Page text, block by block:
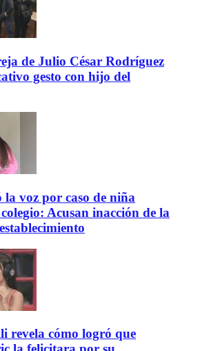
de Julio César Rodríguez
gesto con hijo del
la voz por caso de niña
Acusan inacción de la
revela cómo logró que